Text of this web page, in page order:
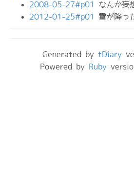
2008-05-27#p01 なんか妄
2012-01-25#p01 雪が降っ
Generated by tDiary
Powered by Ruby